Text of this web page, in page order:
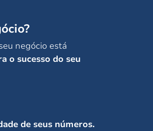
negócio está
o sucesso do seu
de seus números.